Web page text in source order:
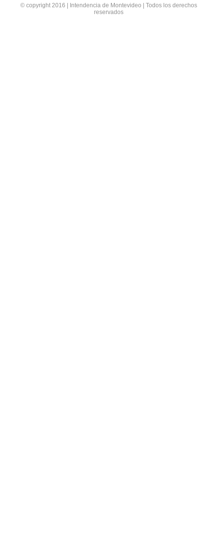
© copyright 2016 | Intendencia de Montevideo | Todos los derechos
reservados